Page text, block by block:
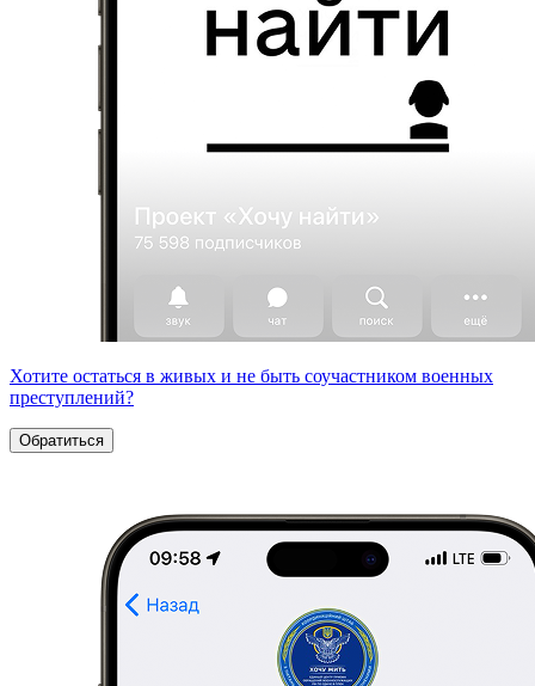
Хотите остаться в живых и не быть соучастником военных
преступлений?
Обратиться